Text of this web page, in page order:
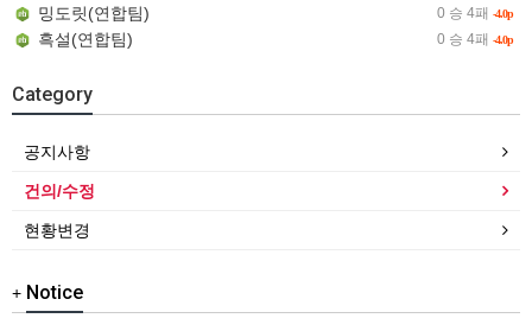
0 승 4패 -4.0p
밍도릿(연합팀)
0 승 4패 -4.0p
흑설(연합팀)
Category
공지사항
건의/수정
현황변경
+ Notice